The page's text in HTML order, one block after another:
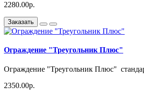
2280.00р.
Заказать
Ограждение "Треугольник Плюс"
Ограждение "Треугольник Плюс"
2350.00р.